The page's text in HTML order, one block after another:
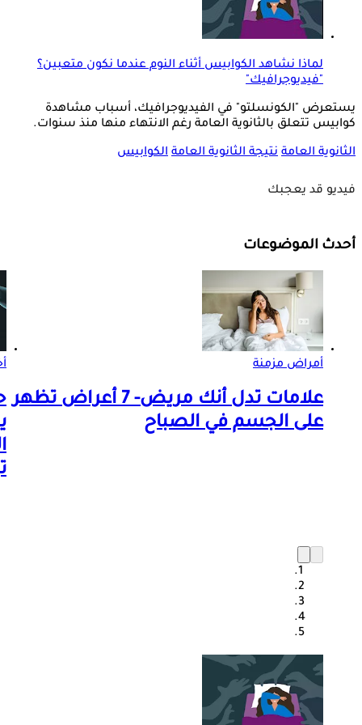
لماذا نشاهد الكوابيس أثناء النوم عندما نكون متعبين؟
"فيديوجرافيك"
يستعرض "الكونسلتو" في الفيديوجرافيك، أسباب مشاهدة
كوابيس تتعلق بالثانوية العامة رغم الانتهاء منها منذ سنوات.
الثانوية العامة نتيجة الثانوية العامة الكوابيس
فيديو قد يعجبك
أحدث الموضوعات
أمراض مزمنة
علامات تدل أنك مريض- 7 أعراض تظهر
على الجسم في الصباح